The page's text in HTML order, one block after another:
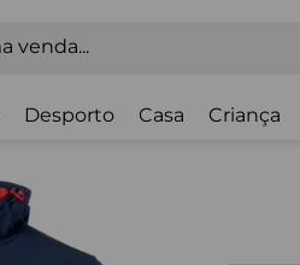
Desporto Casa Criança